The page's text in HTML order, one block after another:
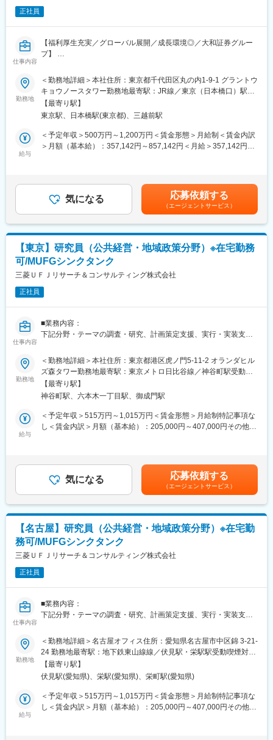
・市場リスク管理グループ：5名
様々な経歴をもった、20代から50代までの幅広い年次の社員・出
向者で構成されており、風通しの良い組織です。
今回の募集では、市場リスク管理グループへの配属を予定してい
ます。
フレックス勤務を導入しています。（コアタイム：午前10時～午
後3時）
リモートワーク可能、頻度は担当業務により異なります。
入社後は中途入社者向け研修に加え、部内でのOJTを通じて業務
を理解していただきます。
・事業拡大を続ける当社において、「攻め」「守り」双方の要と
なる業務です。当部からの提言は、経営判断に与える影響も大き
く、社内でも注目度の高い部署です。
・当部にはリスクの各分野に精通した専門性の高いメンバーが集
まっているうえ、企画や営業、審査、経理など、他部署との接点
も多く、事業全体を俯瞰した環境で働くことができ、個人のキャ
リア形成としても成長が臨めます。
・出社と在宅勤務とを組み合わせた働き方をしているメンバーが
多く、ワークライフバランスを保った働き方ができます。
正社員
仕事内容
【福利厚生充実／グローバル展開／成長環境◎／大和証券グルー
プ】
■業務概要：
所属：統合リスク課（8名）
統合リスク課はリスクマネジメント部の企画・立案機能を担って
います。リスクアペタイト・フレームワークに基づくリスク管理
態勢の整備、統合的リスク管理、ストレステスト等を担当すると
ともに、気候関連金融リスクなど新しいリスクに関する調査・分
析にも取組んでいます。
・リスク・ストレス要素の選定
・シナリオ作成・計算
クを適切に認識・評価し効果的に管理することが重要であるとの
考えの下、短期・中長期のリスクを適切に管理することで、企業
価値の持続的な向上をサポートします。リスクマネジメント部
は、リスクカテゴリ別の市場リスク課・信用リスク課・流動性リ
スク課・オペレーショナルリスク課に加えて、統合リスク課・投
資リスク課・モデルリスク課・業務課からなります。
■募集背景：
当社グループではストレス時の財務的損失の影響を把握するため
にフォワードルッキングなシナリオに基づきストレステストを実
関連のリスクを分析するためにシナリオ分析等の手法を活用して
います。ストレステストやシナリオ分析を実施する前提として、
将来のリスク事象を適切に反映したシナリオを作成することが必
要です。これまで培ってこられた経済分析の知識・経験を活かし
業務に魅力に感じていただける方のご応募をお待ちしています。
・ウェルスマネジメント部門（大和証券、ネクスト銀行、スマホ
証券、フィンテック子会社等）、アセットマネジメント部門（証
券AM、不動産AM、オルタナティブAM）、GM＆GIB部門に加
え、インオーガニックな資本業務提携戦略等により、外部環境に
左右されない事業ポートフォリオ構築を推進しています。
変更の範囲：会社の定める業務
勤務地
＜勤務地詳細＞本社住所：東京都千代田区丸の内1-9-1 グラントウ
キョウノースタワー勤務地最寄駅：JR線／東京（日本橋口）駅受
動喫煙対策：屋内全面禁煙変更の範囲：会社の定める事業所（リ
モートワーク含む）
【最寄り駅】
東京駅、日本橋駅(東京都)、三越前駅
給与
＜予定年収＞500万円～1,200万円＜賃金形態＞月給制＜賃金内訳
＞月額（基本給）：357,142円～857,142円＜月給＞357,142円～
可能性があります。月給(月額)は固定手当を含めた表記です。
気になる 応募依頼する
（エージェントサービス）
【東京】研究員（公共経営・地域政策分野）※在宅勤務
可/MUFGシンクタンク
三菱ＵＦＪリサーチ＆コンサルティング株式会社
正社員
仕事内容
■業務内容：
下記分野・テーマの調査・研究、計画策定支援、実行・実装支援
・自治体経営（総合計画、行政評価、PFS/SIB他）
・PFI/PPP
・産業振興（地域中小企業、観光、ものづくり産業、メディア・
コンテンツ他）
・地域社会・地域産業のデジタル化、脱炭素化
・国土保全・農山漁村振興
・防災・防犯
・人材育成・教育
※ご自身のキャリアを活かした分野・テーマを軸としつつ、複数の
迎します
■働き方：
・入社当初は、当社の業務習得のため出社を推奨しております
が、社内のネットワークを構築できれば、在宅勤務中心で問題あ
りません。
・当社の研究員の多くは在宅勤務中心で、平均的には、週１～２
回程度出社、残りは在宅勤務となっています。
子育て中の研究員等では月 1 回程度の出社というケースもありま
す。
■募集ポジション：
・研究員（プロジェクトの担当パートにおける主担当）
・副主任研究員（プロジェクトリーダーとして、プロジェクト全
体のマネジメントを担う）
クトチームの一員として、与えられたテーマを遂行すると同時
に、
勤務地
＜勤務地詳細＞本社住所：東京都港区虎ノ門5-11-2 オランダヒル
ズ森タワー勤務地最寄駅：東京メトロ日比谷線／神谷町駅受動喫
煙対策：屋内全面禁煙変更の範囲：会社の定める事業所（リモー
トワーク含む）
【最寄り駅】
神谷町駅、六本木一丁目駅、御成門駅
給与
＜予定年収＞515万円～1,015万円＜賃金形態＞月給制特記事項な
し＜賃金内訳＞月額（基本給）：205,000円～407,000円その他固
無＞有＜残業手当＞有＜給与補足＞■賞与：年2回（6月、12月）※
業績連動※給与詳細は経験・能力・前給等を考慮し、同社規定によ
り決定します。※固定残業代相当時間を超える時間外労働分につい
て、割増賃金の支給なし（深夜労働・休日労働の場合は別途割増
賃金あり）賃金はあくまでも目安の金額であり、選考を通じて上
下する可能性があります。月給(月額)は固定手当を含めた表記で
す。
気になる 応募依頼する
（エージェントサービス）
【名古屋】研究員（公共経営・地域政策分野）※在宅勤
務可/MUFGシンクタンク
三菱ＵＦＪリサーチ＆コンサルティング株式会社
正社員
仕事内容
■業務内容：
下記分野・テーマの調査・研究、計画策定支援、実行・実装支援
・自治体経営（総合計画、行政評価、PFS/SIB他）
・PFI/PPP
・産業振興（地域中小企業、観光、ものづくり産業、メディア・
コンテンツ他）
・地域社会・地域産業のデジタル化、脱炭素化
・国土保全・農山漁村振興
勤務地
＜勤務地詳細＞名古屋オフィス住所：愛知県名古屋市中区錦 3-21-
24 勤務地最寄駅：地下鉄東山線線／伏見駅・栄駅駅受動喫煙対
策：屋内全面禁煙変更の範囲：会社の定める事業所（リモートワ
ーク含む）
【最寄り駅】
伏見駅(愛知県)、栄駅(愛知県)、栄町駅(愛知県)
給与
＜予定年収＞515万円～1,015万円＜賃金形態＞月給制特記事項な
し＜賃金内訳＞月額（基本給）：205,000円～407,000円その他固